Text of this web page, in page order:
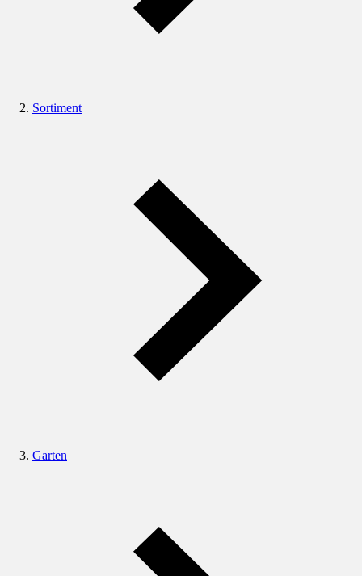
Sortiment
Garten